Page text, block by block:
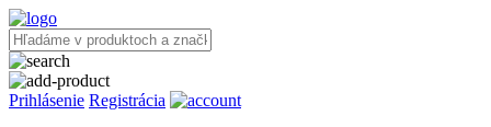
Prihlásenie Registrácia